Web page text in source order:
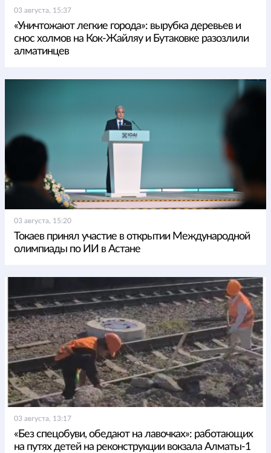
03 августа, 15:37
«Уничтожают легкие города»: вырубка деревьев и
снос холмов на Кок-Жайляу и Бутаковке разозлили
алматинцев
03 августа, 15:20
Токаев принял участие в открытии Международной
олимпиады по ИИ в Астане
03 августа, 13:17
«Без спецобуви, обедают на лавочках»: работающих
на путях детей на реконструкции вокзала Алматы-1